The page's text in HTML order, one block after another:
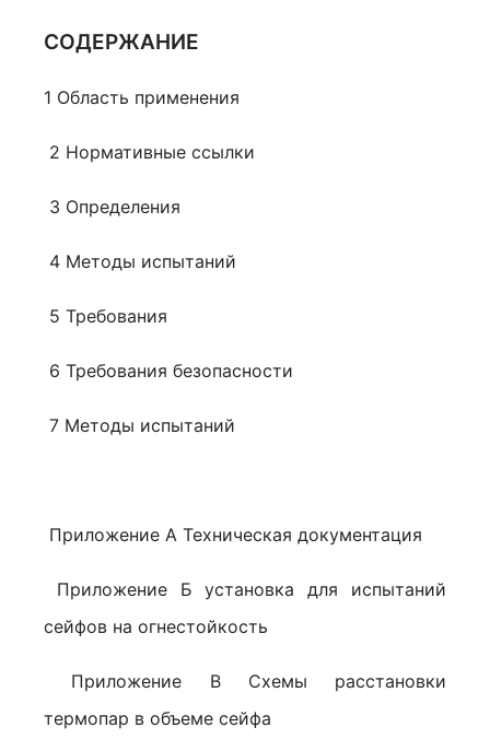
СОДЕРЖАНИЕ
1 Область применения
2 Нормативные ссылки
3 Определения
4 Методы испытаний
5 Требования
6 Требования безопасности
7 Методы испытаний
Приложение А Техническая документация
Приложение Б установка для испытаний
сейфов на огнестойкость
Приложение В Схемы расстановки
термопар в объеме сейфа